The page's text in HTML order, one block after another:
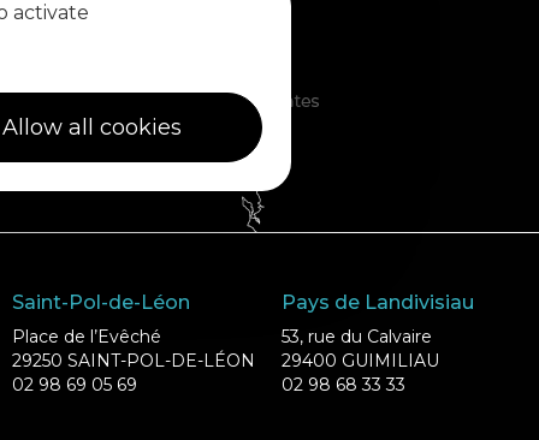
Saint-Pol-de-Léon
Place de l’Evêché
29250 SAINT-POL-DE-LÉON
02 98 69 05 69
Pays de Landivisiau
53, rue du Calvaire
29400 GUIMILIAU
02 98 68 33 33
activate
Allow all cookies